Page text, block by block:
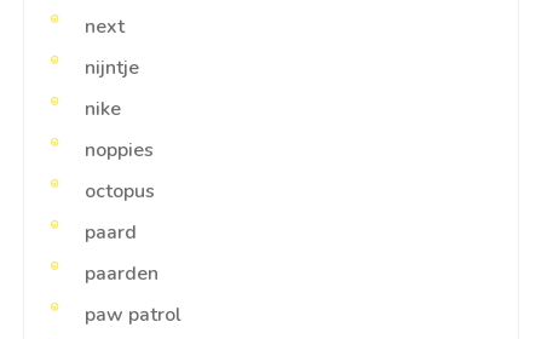
next
nijntje
nike
noppies
octopus
paard
paarden
paw patrol